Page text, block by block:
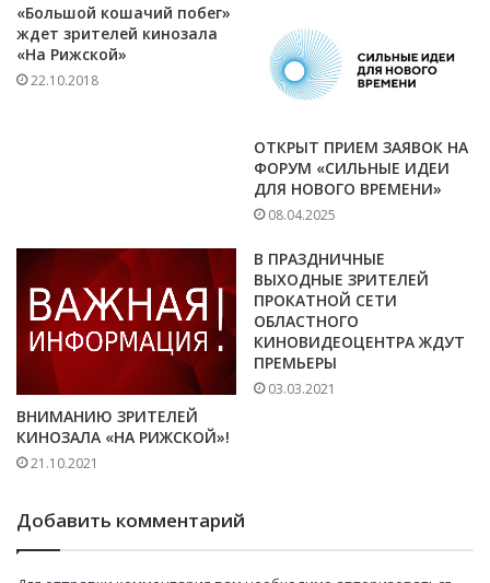
«Большой кошачий побег»
ждет зрителей кинозала
«На Рижской»
22.10.2018
ОТКРЫТ ПРИЕМ ЗАЯВОК НА
ФОРУМ «СИЛЬНЫЕ ИДЕИ
ДЛЯ НОВОГО ВРЕМЕНИ»
08.04.2025
ВНИМАНИЮ ЗРИТЕЛЕЙ
КИНОЗАЛА «НА РИЖСКОЙ»!
21.10.2021
В ПРАЗДНИЧНЫЕ
ВЫХОДНЫЕ ЗРИТЕЛЕЙ
ПРОКАТНОЙ СЕТИ
ОБЛАСТНОГО
КИНОВИДЕОЦЕНТРА ЖДУТ
ПРЕМЬЕРЫ
03.03.2021
Добавить комментарий